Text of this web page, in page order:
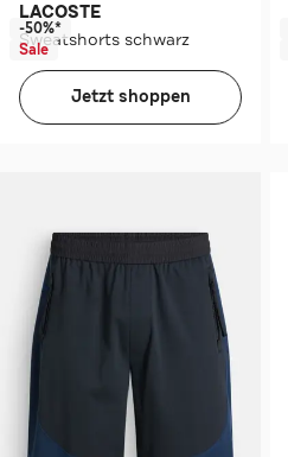
LACOSTE
Sweatshorts schwarz
-50%*
Sale
Jetzt shoppen